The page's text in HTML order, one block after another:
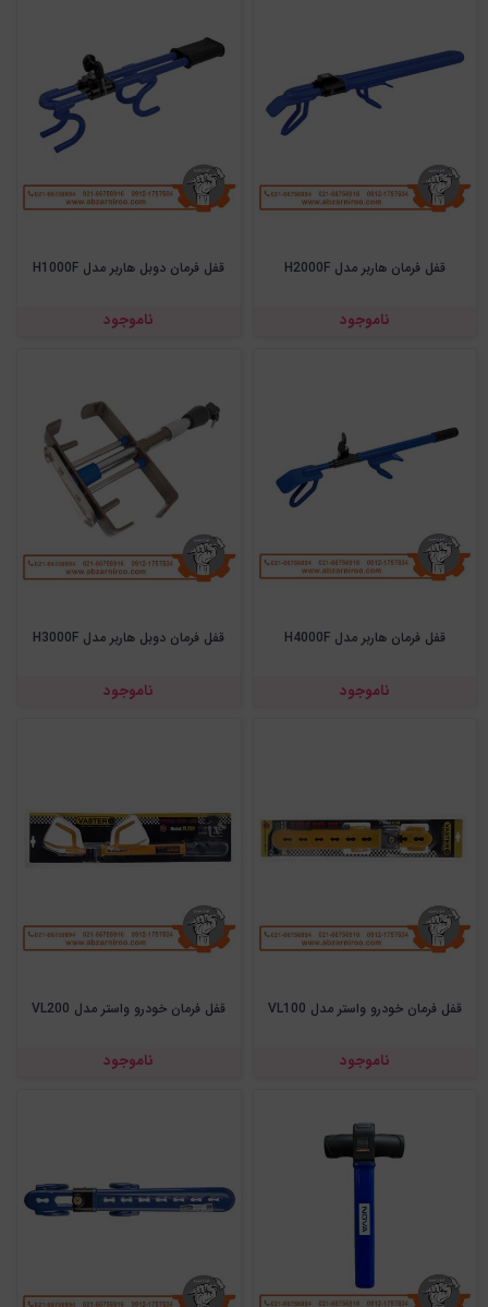
قفل فرمان هاربر مدل H2000F
ناموجود
قفل فرمان دوبل هاربر مدل H1000F
ناموجود
قفل فرمان هاربر مدل H4000F
ناموجود
قفل فرمان دوبل هاربر مدل H3000F
ناموجود
قفل فرمان خودرو واستر مدل VL100
ناموجود
قفل فرمان خودرو واستر مدل VL200
ناموجود